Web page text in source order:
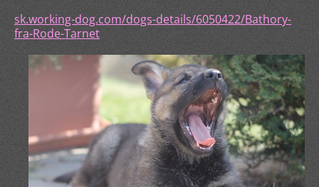
sk.working-dog.com/dogs-details/6050422/Bathory-
fra-Rode-Tarnet